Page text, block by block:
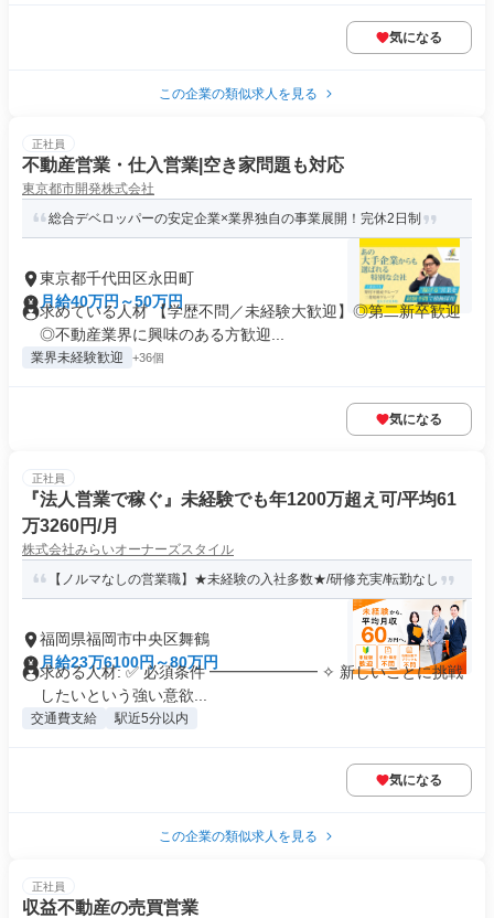
気になる
この企業の類似求人を見る
正社員
不動産営業・仕入営業|空き家問題も対応
東京都市開発株式会社
総合デベロッパーの安定企業×業界独自の事業展開！完休2日制
東京都千代田区永田町
月給40万円～50万円
求めている人材 【学歴不問／未経験大歓迎】◎第二新卒歓迎
◎不動産業界に興味のある方歓迎...
業界未経験歓迎 +36個
気になる
正社員
『法人営業で稼ぐ』未経験でも年1200万超え可/平均61
万3260円/月
株式会社みらいオーナーズスタイル
【ノルマなしの営業職】★未経験の入社多数★/研修充実/転勤なし
福岡県福岡市中央区舞鶴
月給23万6100円～80万円
求める人材: ✅ 必須条件 ━━━━━━━ ✧ 新しいことに挑戦
したいという強い意欲...
交通費支給 駅近5分以内
気になる
この企業の類似求人を見る
正社員
収益不動産の売買営業